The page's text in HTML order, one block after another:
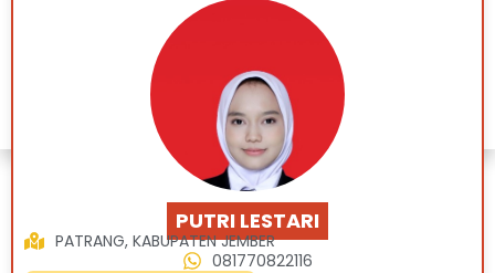
PUTRI LESTARI
081770822116
PATRANG, KABUPATEN JEMBER